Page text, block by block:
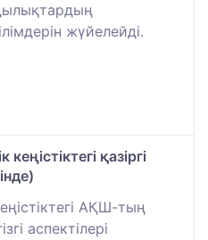
жүйелейді.
қазіргі
АҚШ-тың
аспектілері